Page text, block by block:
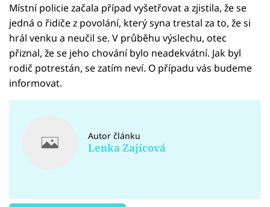
Místní policie začala případ vyšetřovat a zjistila, že se
jedná o řidiče z povolání, který syna trestal za to, že si
hrál venku a neučil se. V průběhu výslechu, otec
přiznal, že se jeho chování bylo neadekvátní. Jak byl
rodič potrestán, se zatím neví. O případu vás budeme
informovat.
Autor článku
Lenka Zajícová